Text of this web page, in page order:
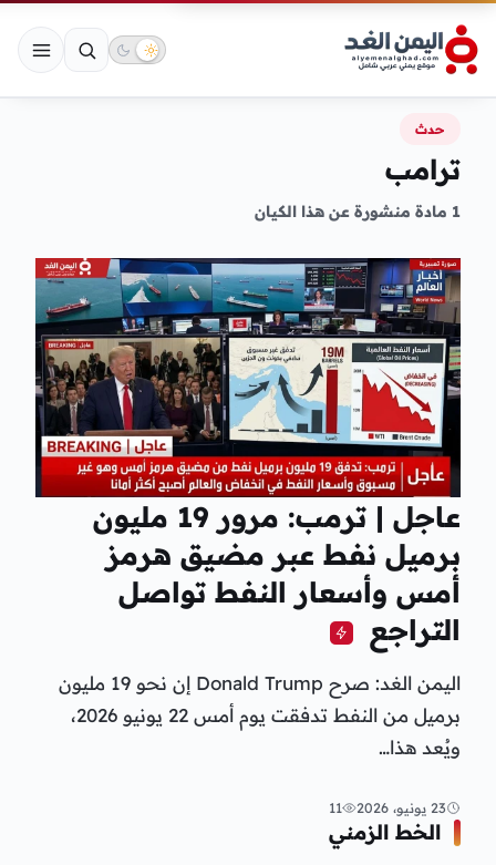
حدث
ترامب
1 مادة منشورة عن هذا الكيان
عاجل | ترمب: مرور 19 مليون
برميل نفط عبر مضيق هرمز
أمس وأسعار النفط تواصل
التراجع
اليمن الغد: صرح Donald Trump إن نحو 19 مليون
برميل من النفط تدفقت يوم أمس 22 يونيو 2026،
ويُعد هذا…
23 يونيو، 2026 11
الخط الزمني